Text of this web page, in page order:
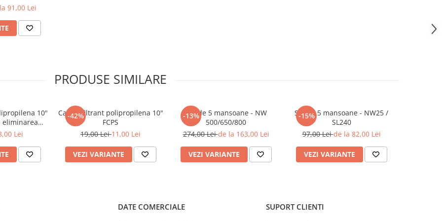
metale
de filtrare să fie
° F)
91,00 Lei
PRODUSE SIMILARE
10"
eliminarea
Lei
-42%
Cartus filtrant polipropilena 10"
FCPS
19,00 Lei11,00 Lei
VEZI VARIANTE
-13%
Set de 5 mansoane - NW
500/650/800
274,00 Leide la 163,00 Lei
VEZI VARIANTE
-15%
Set de 5 mansoane - NW25 /
SL240
97,00 Leide la 82,00 Lei
VEZI VARIANTE
DATE COMERCIALE SUPORT CLIENTI